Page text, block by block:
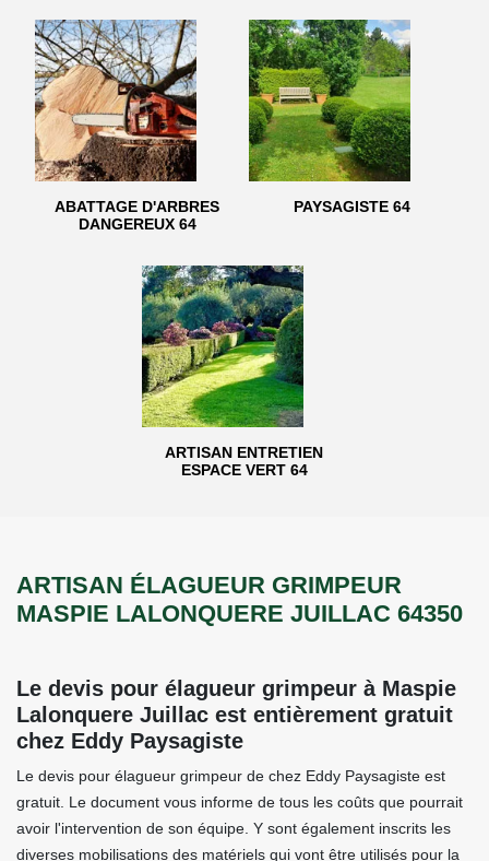
ABATTAGE D'ARBRES
DANGEREUX 64
PAYSAGISTE 64
ARTISAN ENTRETIEN
ESPACE VERT 64
ARTISAN ÉLAGUEUR GRIMPEUR
MASPIE LALONQUERE JUILLAC 64350
Le devis pour élagueur grimpeur à Maspie
Lalonquere Juillac est entièrement gratuit
chez Eddy Paysagiste
Le devis pour élagueur grimpeur de chez Eddy Paysagiste est
gratuit. Le document vous informe de tous les coûts que pourrait
avoir l'intervention de son équipe. Y sont également inscrits les
diverses mobilisations des matériels qui vont être utilisés pour la